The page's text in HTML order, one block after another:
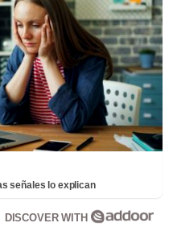
señales lo explican
DISCOVER WITH